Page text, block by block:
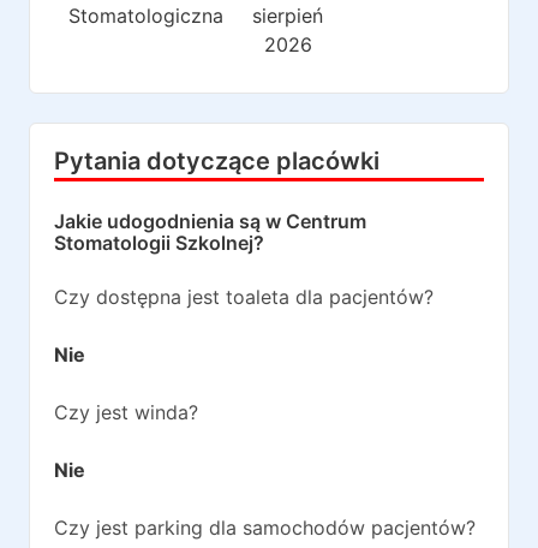
Stomatologiczna
sierpień
2026
Pytania dotyczące placówki
Jakie udogodnienia są w Centrum
Stomatologii Szkolnej?
Czy dostępna jest toaleta dla pacjentów?
Nie
Czy jest winda?
Nie
Czy jest parking dla samochodów pacjentów?